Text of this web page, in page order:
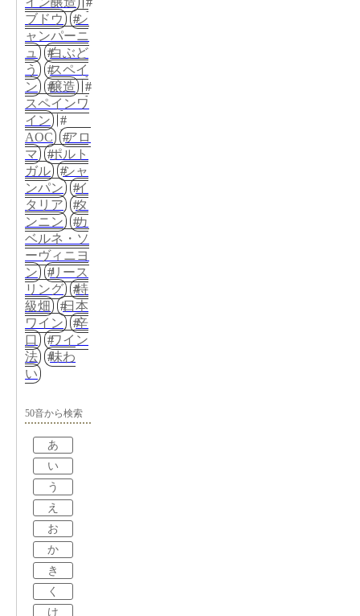
ブドウ
シ
ャンパーニ
ュ
白ぶど
う
スペイ
ン
醸造
スペインワ
イン
AOC
アロ
マ
ポルト
ガル
シャ
ンパン
イ
タリア
タ
ンニン
カ
ベルネ・ソ
ーヴィニヨ
ン
リース
リング
特
級畑
日本
ワイン
辛
口
ワイン
法
味わ
い
50音から検索
あ
い
う
え
お
か
き
く
け